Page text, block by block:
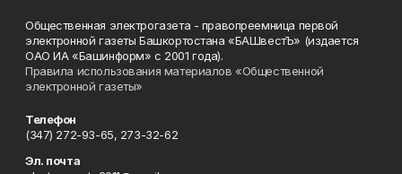
Общественная электрогазета - правопреемница первой
электронной газеты Башкортостана «БАШвестЪ» (издается
ОАО ИА «Башинформ» с 2001 года).
Правила использования материалов «Общественной
электронной газеты»
Телефон
(347) 272-93-65, 273-32-62
Эл. почта